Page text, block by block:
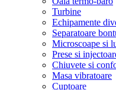
Turbine
Echipamente
Separatoare
Microscoape si
Prese si
Chiuvete si
Masa vibratoare
Cuptoare